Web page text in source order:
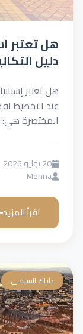
هل تعتبر
دليل
هل تعتبر
عند التخطيط
المختصرة هي:
20 يوليو 2026
Menna
اقرأ المزيد
دليلك السياحي